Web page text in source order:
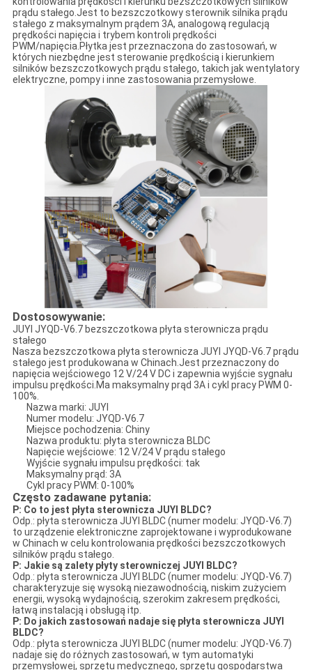
prądu stałego.Jest to bezszczotkowy sterownik silnika prądu
stałego z maksymalnym prądem 3A, analogową regulacją
prędkości napięcia i trybem kontroli prędkości
PWM/napięcia.Płytka jest przeznaczona do zastosowań, w
których niezbędne jest sterowanie prędkością i kierunkiem
silników bezszczotkowych prądu stałego, takich jak wentylatory
elektryczne, pompy i inne zastosowania przemysłowe.
Dostosowywanie:
JUYI JYQD-V6.7 bezszczotkowa płyta sterownicza prądu
stałego
Nasza bezszczotkowa płyta sterownicza JUYI JYQD-V6.7 prądu
stałego jest produkowana w Chinach.Jest przeznaczony do
napięcia wejściowego 12 V/24 V DC i zapewnia wyjście sygnału
impulsu prędkości.Ma maksymalny prąd 3A i cykl pracy PWM 0-
100%.
Nazwa marki: JUYI
Numer modelu: JYQD-V6.7
Miejsce pochodzenia: Chiny
Nazwa produktu: płyta sterownicza BLDC
Napięcie wejściowe: 12 V/24 V prądu stałego
Wyjście sygnału impulsu prędkości: tak
Maksymalny prąd: 3A
Cykl pracy PWM: 0-100%
Często zadawane pytania:
P: Co to jest płyta sterownicza JUYI BLDC?
Odp.: płyta sterownicza JUYI BLDC (numer modelu: JYQD-V6.7)
to urządzenie elektroniczne zaprojektowane i wyprodukowane
w Chinach w celu kontrolowania prędkości bezszczotkowych
silników prądu stałego.
P: Jakie są zalety płyty sterowniczej JUYI BLDC?
Odp.: płyta sterownicza JUYI BLDC (numer modelu: JYQD-V6.7)
charakteryzuje się wysoką niezawodnością, niskim zużyciem
energii, wysoką wydajnością, szerokim zakresem prędkości,
łatwą instalacją i obsługą itp.
P: Do jakich zastosowań nadaje się płyta sterownicza JUYI
BLDC?
Odp.: płyta sterownicza JUYI BLDC (numer modelu: JYQD-V6.7)
nadaje się do różnych zastosowań, w tym automatyki
przemysłowej, sprzętu medycznego, sprzętu gospodarstwa